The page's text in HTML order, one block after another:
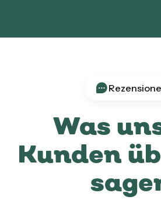
Was
Kunden